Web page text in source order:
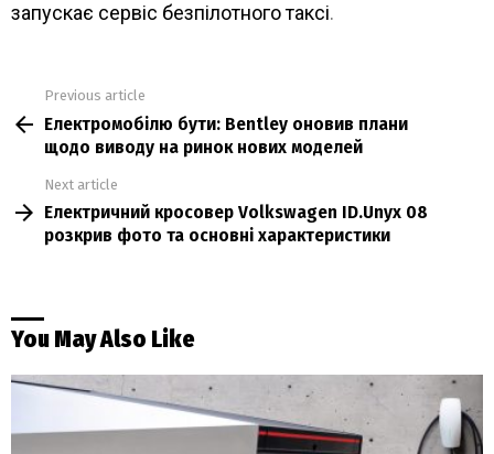
запускає сервіс безпілотного таксі.
more
Previous article
Електромобілю бути: Bentley оновив плани
щодо виводу на ринок нових моделей
Next article
Електричний кросовер Volkswagen ID.Unyx 08
розкрив фото та основні характеристики
You May Also Like